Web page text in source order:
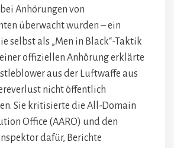
Anhörungen von
überwacht wurden – ein
selbst als „Men in Black“-Taktik
einer offiziellen Anhörung erklärte
aus der Luftwaffe aus
nicht öffentlich
Sie kritisierte die All-Domain
Office (AARO) und den
dafür, Berichte